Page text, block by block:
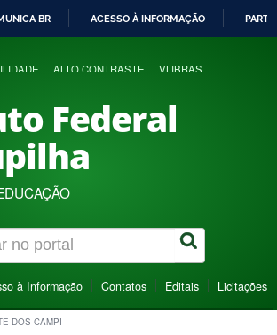
BR ACESSO À INFORMAÇÃO
ALTO CONTRASTE VLIBRAS
Federal
à Informação Contatos Editais Licitações
DOS CAMPI